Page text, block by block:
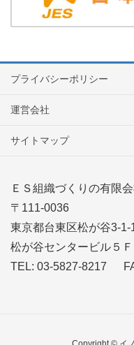
プライバシーポリシー
運営会社
サイトマップ
ＥＳ組織づくりの有限
〒111-0036
東京都台東区松が谷3-1-
松が谷センタービル５Ｆ
TEL: 03-5827-8217